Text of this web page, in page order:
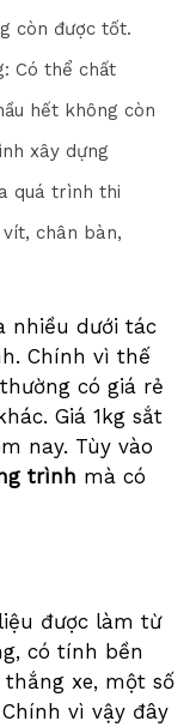
còn được tốt.
Có thể chất
hết không còn
xây dựng
quá trình thi
chân bàn,
nhiều dưới tác
Chính vì thế
có giá rẻ
Giá 1kg sắt
nay. Tùy vào
trình mà có
được làm từ
có tính bền
xe, một số
vì vậy đây